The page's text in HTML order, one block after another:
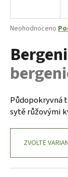
Průměrné
produktu
je
0,0
z
hvězdiček.
Neohodnoceno
Půdopokryvná
sytě růžovými
ZVOLTE
j
t
?
D